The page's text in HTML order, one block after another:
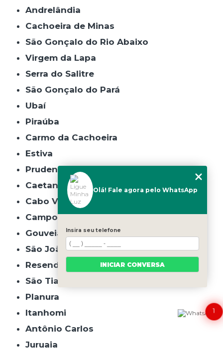
Andrelândia
Cachoeira de Minas
São Gonçalo do Rio Abaixo
Virgem da Lapa
Serra do Salitre
São Gonçalo do Pará
Ubaí
Piraúba
Carmo da Cachoeira
Estiva
Prudente de Morais
Caetanópolis
Cabo Verde
Campo do Meio
Gouveia
São João do Manhuaçu
Resende Costa
São Tiago
Planura
Itanhomi
Antônio Carlos
Juruaia
1
Olá! Fale agora pelo WhatsApp
Insira seu telefone
INICIAR CONVERSA